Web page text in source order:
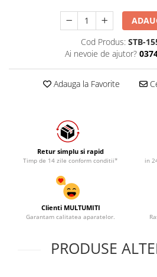
Cod Produs: STB-
Ai nevoie de ajutor?
Adauga la Favorite
Retur simplu si rapid
Timp de 14 zile conform conditii* in
Clienti MULTUMITI
Garantam calitatea aparatelor.
PRODUSE